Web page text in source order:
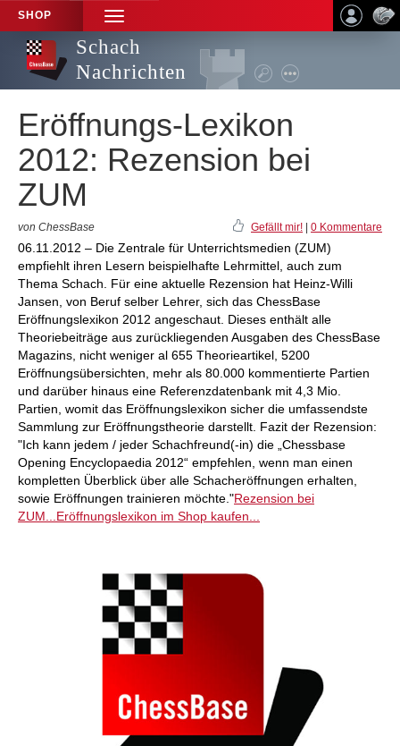
SHOP
TOGGLE
NAVIGATION
Schach
Nachrichten
Eröffnungs-Lexikon
2012: Rezension bei
ZUM
von ChessBase Gefällt mir! 0 Kommentare
06.11.2012 – Die Zentrale für Unterrichtsmedien (ZUM)
empfiehlt ihren Lesern beispielhafte Lehrmittel, auch zum
Thema Schach. Für eine aktuelle Rezension hat Heinz-Willi
Jansen, von Beruf selber Lehrer, sich das ChessBase
Eröffnungslexikon 2012 angeschaut. Dieses enthält alle
Theoriebeiträge aus zurückliegenden Ausgaben des ChessBase
Magazins, nicht weniger al 655 Theorieartikel, 5200
Eröffnungsübersichten, mehr als 80.000 kommentierte Partien
und darüber hinaus eine Referenzdatenbank mit 4,3 Mio.
Partien, womit das Eröffnungslexikon sicher die umfassendste
Sammlung zur Eröffnungstheorie darstellt. Fazit der Rezension:
"Ich kann jedem / jeder Schachfreund(-in) die „Chessbase
Opening Encyclopaedia 2012“ empfehlen, wenn man einen
kompletten Überblick über alle Schacheröffnungen erhalten,
sowie Eröffnungen trainieren möchte."Rezension bei
ZUM... Eröffnungslexikon im Shop kaufen...